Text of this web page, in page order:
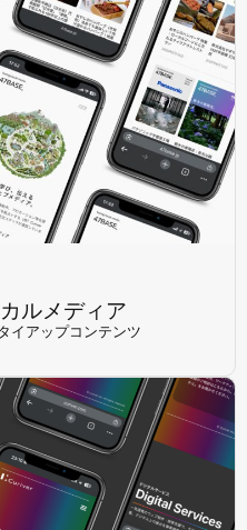
ルメディア
イアップコンテンツ